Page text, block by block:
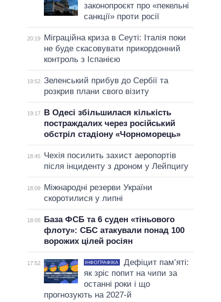
законопроєкт про «пекельні
санкції» проти росії
20:19
Міграційна криза в Сеуті: Італія поки
не буде скасовувати прикордонний
контроль з Іспанією
19:52 Зеленський прибув до Сербії та
розкрив плани свого візиту
19:17
В Одесі збільшилася кількість
постраждалих через російський
обстріл стадіону «Чорноморець»
18:45
Чехія посилить захист аеропортів
після інциденту з дроном у Лейпцигу
18:09
Міжнародні резерви України
скоротилися у липні
18:05
База ФСБ та 6 суден «тіньового
флоту»: СБС атакували понад 100
ворожих цілей росіян
17:52 ІНФОГРАФІКА
Дефіцит пам’яті:
як зріс попит на чипи за
останні роки і що
прогнозують на 2027-й